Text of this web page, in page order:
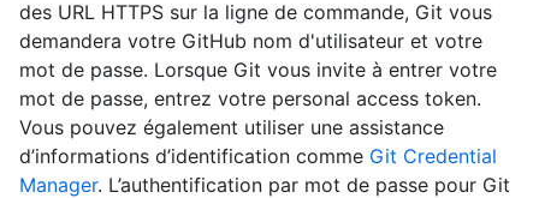
des URL HTTPS sur la ligne de commande, Git vous
demandera votre GitHub nom d'utilisateur et votre
mot de passe. Lorsque Git vous invite à entrer votre
mot de passe, entrez votre personal access token.
Vous pouvez également utiliser une assistance
d’informations d’identification comme Git Credential
Manager. L’authentification par mot de passe pour Git